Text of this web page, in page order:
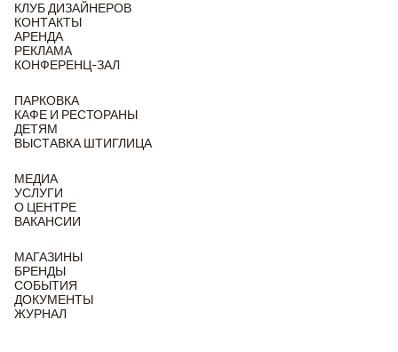
КЛУБ ДИЗАЙНЕРОВ
КОНТАКТЫ
АРЕНДА
РЕКЛАМА
КОНФЕРЕНЦ-ЗАЛ
ПАРКОВКА
КАФЕ И РЕСТОРАНЫ
ДЕТЯМ
ВЫСТАВКА ШТИГЛИЦА
МЕДИА
УСЛУГИ
О ЦЕНТРЕ
ВАКАНСИИ
МАГАЗИНЫ
БРЕНДЫ
СОБЫТИЯ
ДОКУМЕНТЫ
ЖУРНАЛ